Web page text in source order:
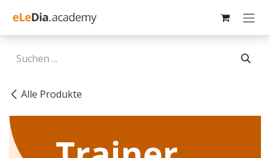
Alle Produkte